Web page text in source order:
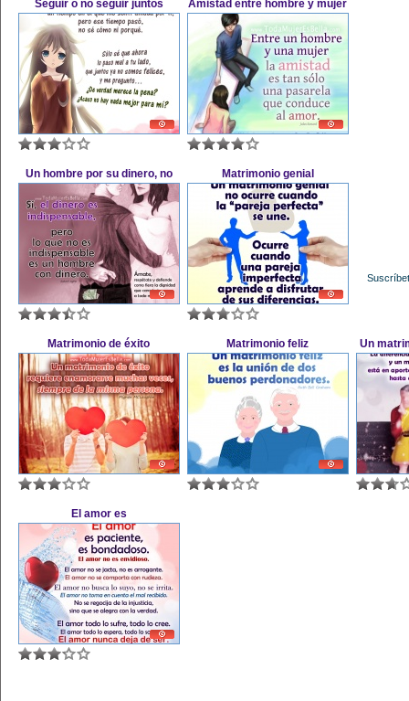
Seguir o no seguir juntos Amistad entre hombre y mujer
Un hombre por su dinero, no Matrimonio genial
Matrimonio de éxito Matrimonio feliz Un
El amor es